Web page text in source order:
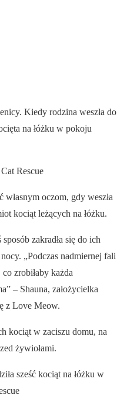
Kiedy rodzina weszła do
na łóżku w pokoju
Rescue
oczom, gdy weszła
kociąt leżących na łóżku.
zakradła się do ich
„Podczas nadmiernej fali
zrobiłaby każda
– Shauna, założycielka
z Love Meow.
kociąt w zaciszu domu, na
żywiołami.
sześć kociąt na łóżku w